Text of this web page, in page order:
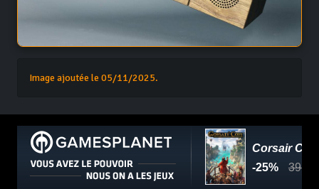
Image ajoutée le 05/11/2025.